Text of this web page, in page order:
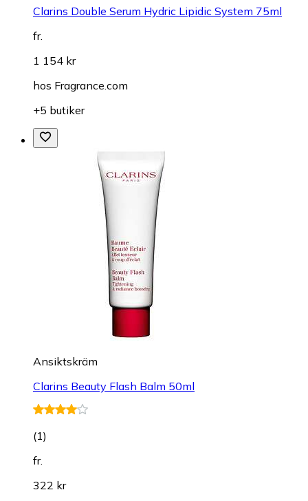
Clarins Double Serum Hydric Lipidic System 75ml
fr.
1 154 kr
hos Fragrance.com
+5 butiker
Ansiktskräm
Clarins Beauty Flash Balm 50ml
(1)
fr.
322 kr